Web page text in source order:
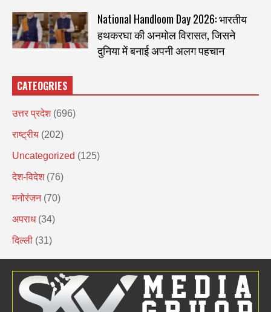
National Handloom Day 2026: भारतीय
हथकरघा की अनमोल विरासत, जिसने
दुनिया में बनाई अपनी अलग पहचान
CATEOGRIES
उत्तर प्रदेश (696)
राष्ट्रीय (202)
Uncategorized (125)
देश-विदेश (76)
मनोरंजन (70)
अपराध (34)
दिल्ली (31)